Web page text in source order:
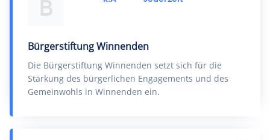
B
Bürgerstiftung Winnenden
Die Bürgerstiftung Winnenden setzt sich für die
Stärkung des bürgerlichen Engagements und des
Gemeinwohls in Winnenden ein.